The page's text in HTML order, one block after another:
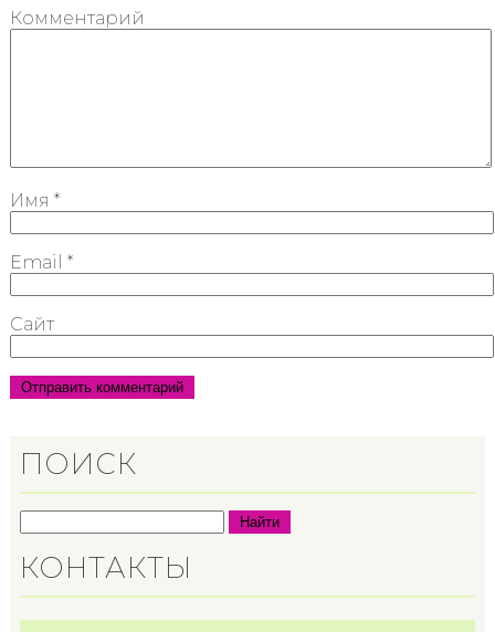
Комментарий
Имя *
Email *
Сайт
ПОИСК
Найти
КОНТАКТЫ